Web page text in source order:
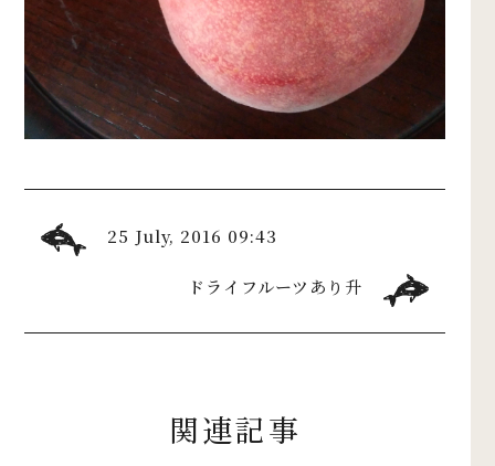
25 July, 2016 09:43
ドライフルーツあり升
関連記事